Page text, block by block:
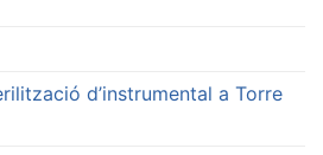
d’instrumental a Torre